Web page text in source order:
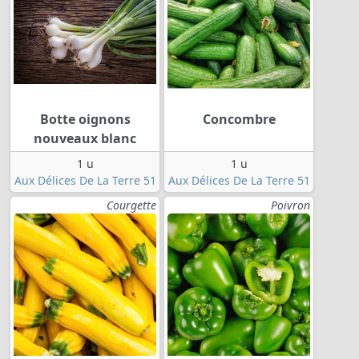
Botte oignons
nouveaux blanc
1 u
Aux Délices De La Terre 51
Concombre
1 u
Aux Délices De La Terre 51
Courgette
Poivron